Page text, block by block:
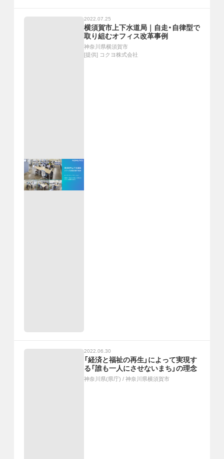
2022.07.25
横須賀市上下水道局｜自走・自律型で
取り組むオフィス改革事例
神奈川県横須賀市
[提供] コクヨ株式会社
2022.06.30
「経済と福祉の再生」によって実現す
る「誰も一人にさせないまち」の理念
神奈川県(県庁) / 神奈川県横須賀市